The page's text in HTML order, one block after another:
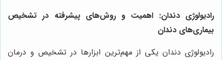
رادیولوژی دندان: اهمیت و روش‌های پیشرفته در تشخیص
بیماری‌های دندان
رادیولوژی دندان یکی از مهم‌ترین ابزارها در تشخیص و درمان